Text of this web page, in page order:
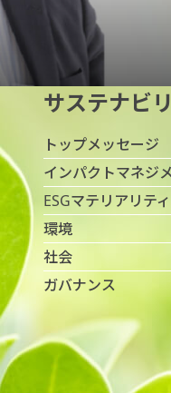
サステナビ
トップメッセージ
インパクトマネジ
ESGマテリアリティ
環境
社会
ガバナンス